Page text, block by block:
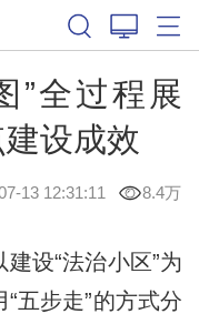
”全过程展
建设成效
13 12:31:11 8.4万
设“法治小区”为
五步走”的方式分